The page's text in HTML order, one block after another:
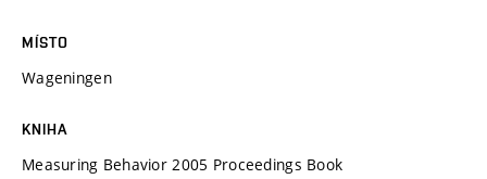
MÍSTO
Wageningen
KNIHA
Measuring Behavior 2005 Proceedings Book